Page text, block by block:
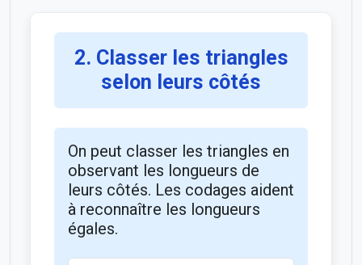
2. Classer les triangles
selon leurs côtés
On peut classer les triangles en
observant les longueurs de
leurs côtés. Les codages aident
à reconnaître les longueurs
égales.